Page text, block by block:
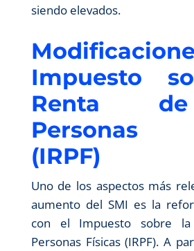
siendo elevados.
Impuesto
Renta
Personas
(IRPF)
Uno de los aspectos más
aumento del SMI es la
con el Impuesto sobre
Personas Físicas (IRPF). A